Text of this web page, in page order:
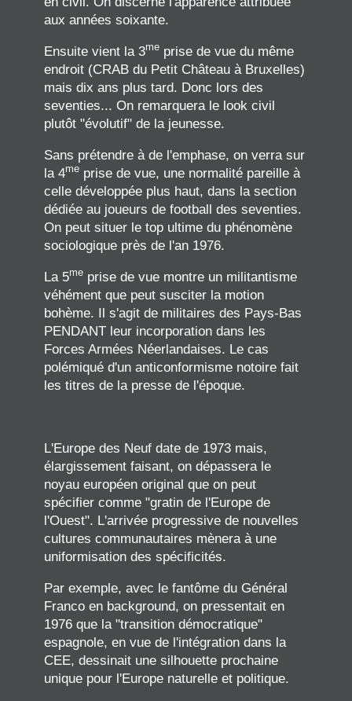
aux années soixante.
Ensuite vient la 3me prise de vue du même
endroit (CRAB du Petit Château à Bruxelles)
mais dix ans plus tard. Donc lors des
seventies... On remarquera le look civil
plutôt "évolutif" de la jeunesse.
Sans prétendre à de l'emphase, on verra sur
la 4me prise de vue, une normalité pareille à
celle développée plus haut, dans la section
dédiée au joueurs de football des seventies.
On peut situer le top ultime du phénomène
sociologique près de l'an 1976.
La 5me prise de vue montre un militantisme
véhément que peut susciter la motion
bohème. Il s'agit de militaires des Pays-Bas
PENDANT leur incorporation dans les
Forces Armées Néerlandaises. Le cas
polémiqué d'un anticonformisme notoire fait
les titres de la presse de l'époque.
L'Europe des Neuf date de 1973 mais,
élargissement faisant, on dépassera le
noyau européen original que on peut
spécifier comme "gratin de l'Europe de
l'Ouest". L'arrivée progressive de nouvelles
cultures communautaires mènera à une
uniformisation des spécificités.
Par exemple, avec le fantôme du Général
Franco en background, on pressentait en
1976 que la "transition démocratique"
espagnole, en vue de l'intégration dans la
CEE, dessinait une silhouette prochaine
unique pour l'Europe naturelle et politique.